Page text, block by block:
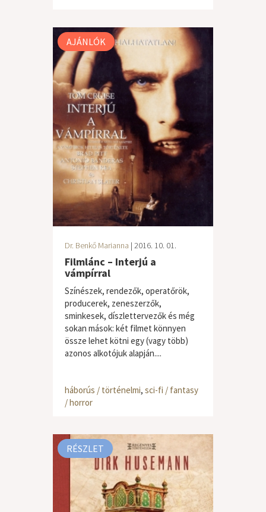
AJÁNLÓK
Dr. Benkő Marianna | 2016. 10. 01.
Filmlánc – Interjú a
vámpírral
Színészek, rendezők, operatőrök,
producerek, zeneszerzők,
sminkesek, díszlettervezők és még
sokan mások: két filmet könnyen
össze lehet kötni egy (vagy több)
azonos alkotójuk alapján....
háborús / történelmi, sci-fi / fantasy
/ horror
RÉSZLET